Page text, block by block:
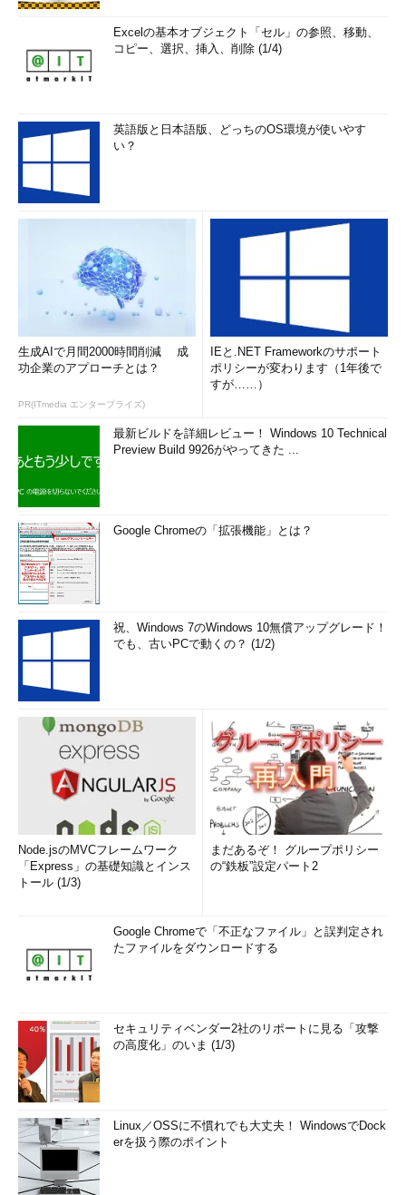
Excelの基本オブジェクト「セル」の参照、移動、
コピー、選択、挿入、削除 (1/4)
英語版と日本語版、どっちのOS環境が使いやす
い？
生成AIで月間2000時間削減 成
功企業のアプローチとは？
PR(ITmedia エンタープライズ)
IEと.NET Frameworkのサポート
ポリシーが変わります（1年後で
すが……）
最新ビルドを詳細レビュー！ Windows 10 Technical
Preview Build 9926がやってきた ...
Google Chromeの「拡張機能」とは？
祝、Windows 7のWindows 10無償アップグレード！
でも、古いPCで動くの？ (1/2)
Node.jsのMVCフレームワーク
「Express」の基礎知識とインス
トール (1/3)
まだあるぞ！ グループポリシー
の“鉄板”設定パート2
Google Chromeで「不正なファイル」と誤判定され
たファイルをダウンロードする
セキュリティベンダー2社のリポートに見る「攻撃
の高度化」のいま (1/3)
Linux／OSSに不慣れでも大丈夫！ WindowsでDock
erを扱う際のポイント